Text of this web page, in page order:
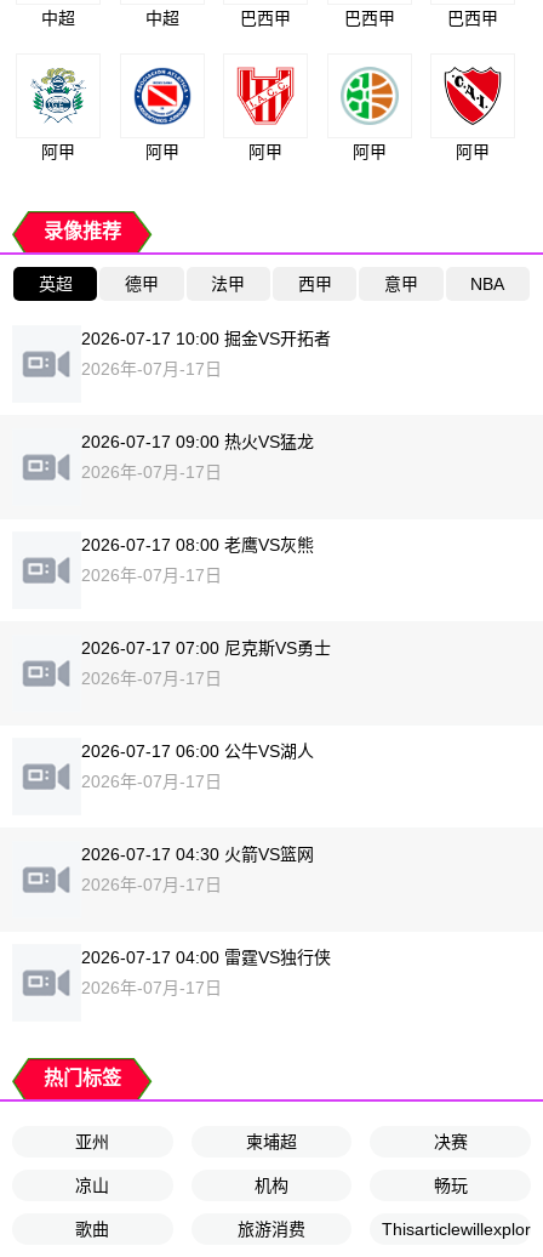
中超 中超 巴西甲 巴西甲 巴西甲
阿甲 阿甲 阿甲 阿甲 阿甲
录像推荐
英超 德甲 法甲 西甲 意甲 NBA
2026-07-17 10:00 掘金VS开拓者
2026年-07月-17日
2026-07-17 09:00 热火VS猛龙
2026年-07月-17日
2026-07-17 08:00 老鹰VS灰熊
2026年-07月-17日
2026-07-17 07:00 尼克斯VS勇士
2026年-07月-17日
2026-07-17 06:00 公牛VS湖人
2026年-07月-17日
2026-07-17 04:30 火箭VS篮网
2026年-07月-17日
2026-07-17 04:00 雷霆VS独行侠
2026年-07月-17日
热门标签
亚州 柬埔超 决赛
凉山 机构 畅玩
歌曲 旅游消费